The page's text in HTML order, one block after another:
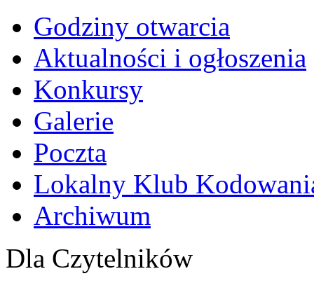
Godziny otwarcia
Aktualności i ogłoszenia
Konkursy
Galerie
Poczta
Lokalny Klub
Archiwum
Dla Czytelników